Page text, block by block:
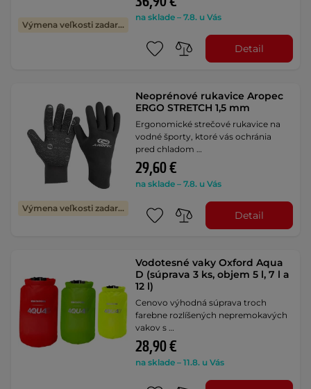
Výmena veľkosti zadarmo
na sklade – 7.8. u Vás
Detail
Výmena veľkosti zadarmo
Neoprénové rukavice Aropec
ERGO STRETCH 1,5 mm
Ergonomické strečové rukavice na
vodné športy, ktoré vás ochránia
pred chladom …
29,60 €
na sklade – 7.8. u Vás
Detail
Vodotesné vaky Oxford Aqua
D (súprava 3 ks, objem 5 l, 7 l a
12 l)
Cenovo výhodná súprava troch
farebne rozlíšených nepremokavých
vakov s …
28,90 €
na sklade – 11.8. u Vás